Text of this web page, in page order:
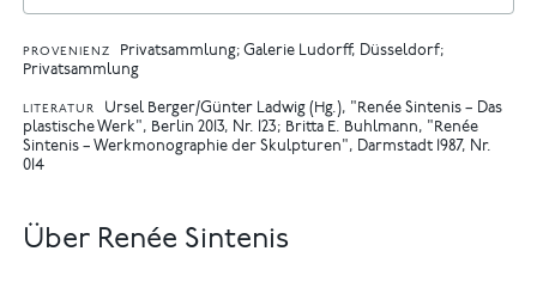
PROVENIENZ
Privatsammlung; Galerie Ludorff, Düsseldorf;
Privatsammlung
LITERATUR
Ursel Berger/Günter Ladwig (Hg.), "Renée Sintenis – Das
plastische Werk", Berlin 2013, Nr. 123
Britta E. Buhlmann, "Renée
Sintenis – Werkmonographie der Skulpturen", Darmstadt 1987, Nr.
014
Über Renée Sintenis